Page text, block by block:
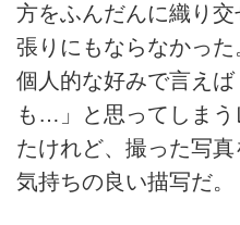
方をふんだんに織り
張りにもならなかった
個人的な好みで言え
も…」と思ってしまう
たけれど、撮った写
気持ちの良い描写だ。